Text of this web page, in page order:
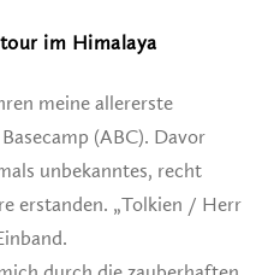
im Himalaya
meine allererste
(ABC). Davor
unbekanntes, recht
erstanden. „Tolkien / Herr